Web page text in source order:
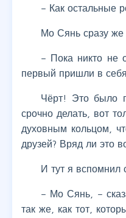
– Как остальные
Мо Сянь сразу же
– Пока никто не
первый пришли в себя.
Чёрт! Это было
срочно делать, вот
духовным кольцом,
друзей? Вряд ли это
И тут я вспомнил
– Мо Сянь, –
так же, как тот,